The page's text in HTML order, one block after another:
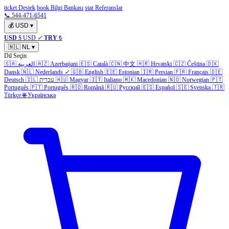
ticket Destek book Bilgi Bankası star Referanslar
📞 544-471-6541
💰 USD ▾
USD $ USD ✓ TRY ₺
🇳🇱 NL ▾
Dil Seçin
🇸🇦 العربية 🇦🇿 Azerbaijani 🇪🇸 Català 🇨🇳 中文 🇭🇷 Hrvatski 🇨🇿 Čeština 🇩🇰
Dansk 🇳🇱 Nederlands ✓ 🇬🇧 English 🇪🇪 Estonian 🇮🇷 Persian 🇫🇷 Français 🇩🇪
Deutsch 🇮🇱 עברית 🇭🇺 Magyar 🇮🇹 Italiano 🇲🇰 Macedonian 🇳🇴 Norwegian 🇵🇹
Português 🇵🇹 Português 🇷🇴 Română 🇷🇺 Русский 🇪🇸 Español 🇸🇪 Svenska 🇹🇷
Türkçe 🌐 Українська